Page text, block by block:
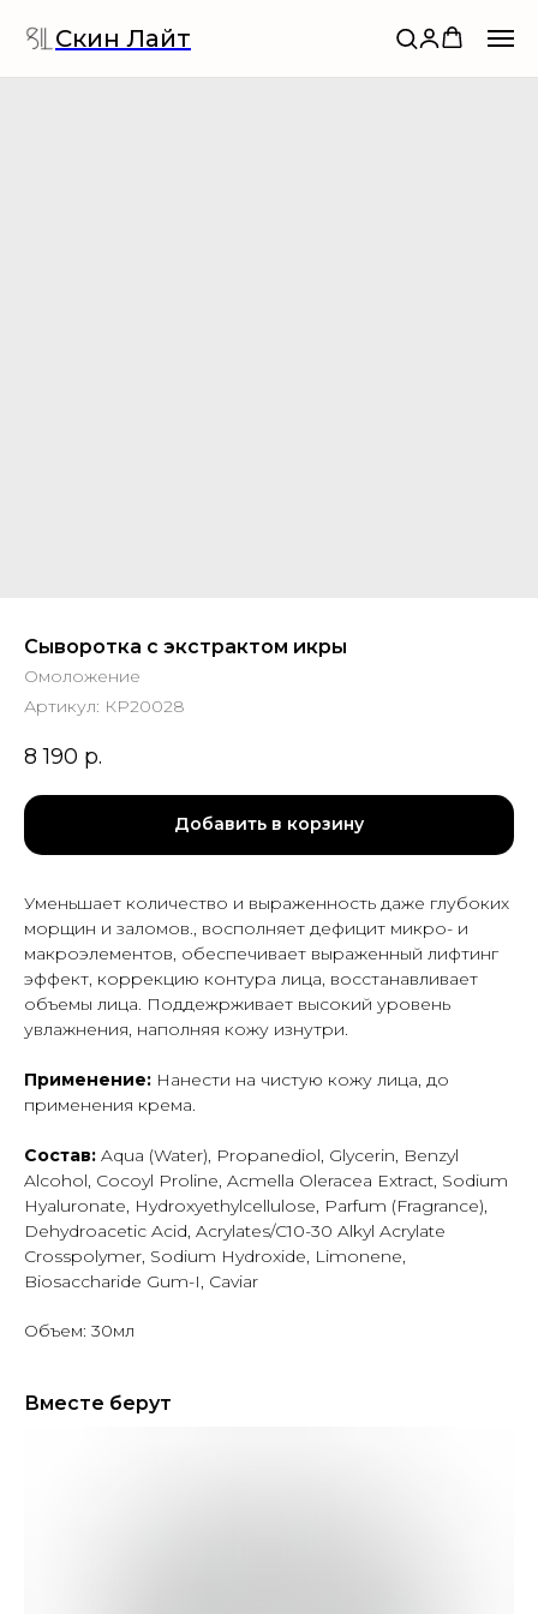
Скин Лайт
Сыворотка с экстрактом икры
Омоложение
Артикул: КР20028
8 190 р.
Добавить в корзину
Уменьшает количество и выраженность даже глубоких
морщин и заломов., восполняет дефицит микро- и
макроэлементов, обеспечивает выраженный лифтинг
эффект, коррекцию контура лица, восстанавливает
объемы лица. Поддежрживает высокий уровень
увлажнения, наполняя кожу изнутри.
Применение: Нанести на чистую кожу лица, до
применения крема.
Состав: Aqua (Water), Propanediol, Glycerin, Benzyl
Alcohol, Cocoyl Proline, Acmella Oleracea Extract, Sodium
Hyaluronate, Hydroxyethylcellulose, Parfum (Fragrance),
Dehydroacetic Acid, Acrylates/C10-30 Alkyl Acrylate
Crosspolymer, Sodium Hydroxide, Limonene,
Biosaccharide Gum-I, Caviar
Объем: 30мл
Вместе берут